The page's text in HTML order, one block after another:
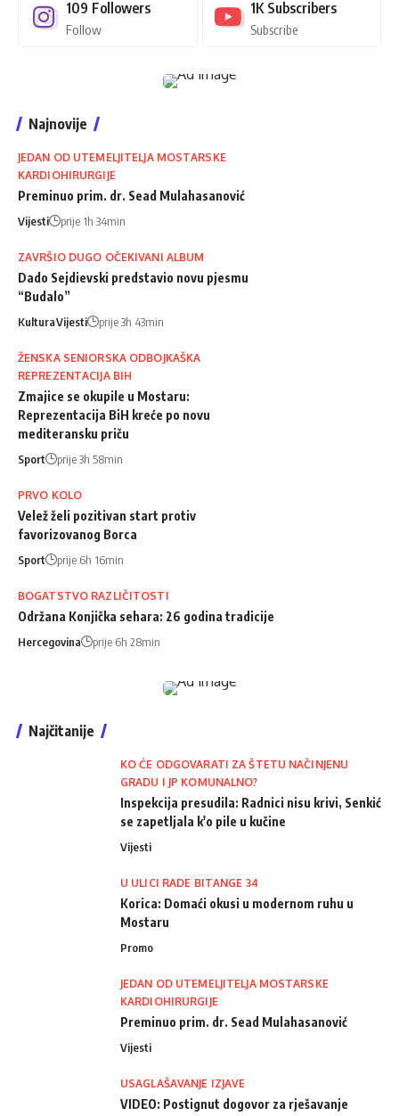
109 Followers
Follow
1K Subscribers
Subscribe
Najnovije
JEDAN OD UTEMELJITELJA MOSTARSKE
KARDIOHIRURGIJE
Preminuo prim. dr. Sead Mulahasanović
Vijesti prije 1h 34min
ZAVRŠIO DUGO OČEKIVANI ALBUM
Dado Sejdievski predstavio novu pjesmu
“Budalo”
KulturaVijesti prije 3h 43min
ŽENSKA SENIORSKA ODBOJKAŠKA
REPREZENTACIJA BIH
Zmajice se okupile u Mostaru:
Reprezentacija BiH kreće po novu
mediteransku priču
Sport prije 3h 58min
PRVO KOLO
Velež želi pozitivan start protiv
favorizovanog Borca
Sport prije 6h 16min
BOGATSTVO RAZLIČITOSTI
Održana Konjička sehara: 26 godina tradicije
Hercegovina prije 6h 28min
Najčitanije
KO ĆE ODGOVARATI ZA ŠTETU NAČINJENU
GRADU I JP KOMUNALNO?
Inspekcija presudila: Radnici nisu krivi, Senkić
se zapetljala k'o pile u kučine
Vijesti
U ULICI RADE BITANGE 34
Korica: Domaći okusi u modernom ruhu u
Mostaru
Promo
JEDAN OD UTEMELJITELJA MOSTARSKE
KARDIOHIRURGIJE
Preminuo prim. dr. Sead Mulahasanović
Vijesti
USAGLAŠAVANJE IZJAVE
VIDEO: Postignut dogovor za rješavanje